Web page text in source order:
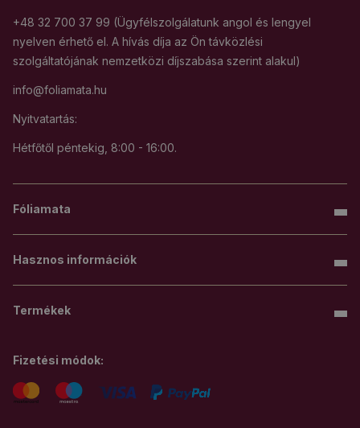
+48 32 700 37 99 (Ügyfélszolgálatunk angol és lengyel
nyelven érhető el. A hívás díja az Ön távközlési
szolgáltatójának nemzetközi díjszabása szerint alakul)
info@foliamata.hu
Nyitvatartás:
Hétfőtől péntekig, 8:00 - 16:00.
Fóliamata
Hasznos információk
Termékek
Fizetési módok: